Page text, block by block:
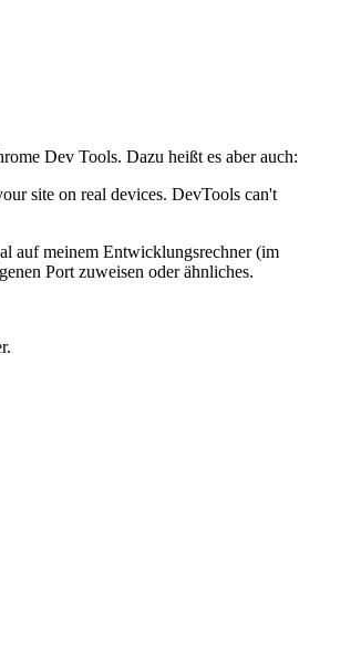
Dev Tools. Dazu heißt es aber auch:
site on real devices. DevTools can't
auf meinem Entwicklungsrechner (im
Port zuweisen oder ähnliches.